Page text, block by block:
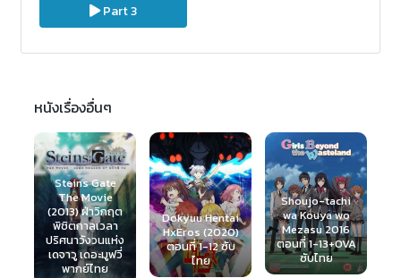
Part 3
หนังเรื่องอื่นๆ
Steins Gate
The Movie
(2013) ฝ่าวิกฤต
พิชิตกาลเวลา
ปริศนาวังวนแห่ง
เดจาวู เดอะมูฟวี่
พากย์ไทย
Dokyuu Hentai
HxEros (2020)
ตอนที่ 1-12 ซับ
ไทย
Shoujo-tachi
wa Kouya wo
Mezasu 2016
ตอนที่ 1-13+OVA
ซับไทย
Movie
of Birth